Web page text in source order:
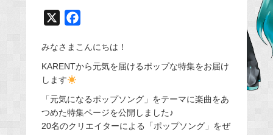
c
e
o
o
k
みなさまこんにちは！
KARENTから元気を届けるポップな特集をお届け
します
「元気になるポップソング」をテーマに楽曲をあ
つめた特集ページを公開しました♪
20名のクリエイターによる「ポップソング」をぜ